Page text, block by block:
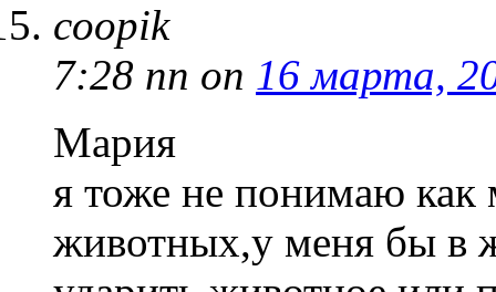
coopik
7:28 пп on 16 марта,
Мария
я тоже не понимаю
животных,у меня бы в